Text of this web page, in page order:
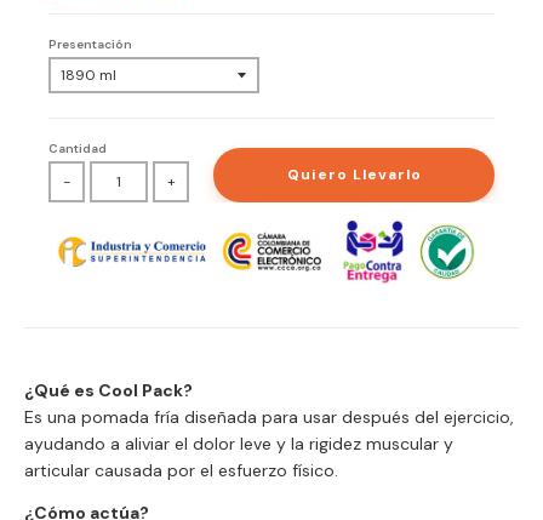
Presentación
Cantidad
- + Quiero Llevarlo
¿Qué es Cool Pack?
Es una pomada fría diseñada para usar después del ejercicio,
ayudando a aliviar el dolor leve y la rigidez muscular y
articular causada por el esfuerzo físico.
¿Cómo actúa?